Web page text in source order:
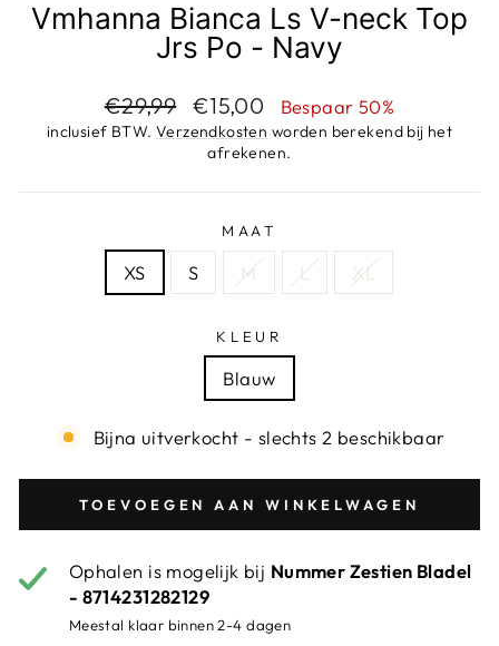
Vmhanna Bianca Ls V-neck Top
Jrs Po - Navy
Adviesprijs
€29,99 Aanbiedingsprijs
€15,00 Bespaar 50%
inclusief BTW. Verzendkosten worden berekend bij het
afrekenen.
MAAT
XS S M L XL
KLEUR
Blauw
Bijna uitverkocht - slechts 2 beschikbaar
TOEVOEGEN AAN WINKELWAGEN
Ophalen is mogelijk bij Nummer Zestien Bladel
- 8714231282129
Meestal klaar binnen 2-4 dagen